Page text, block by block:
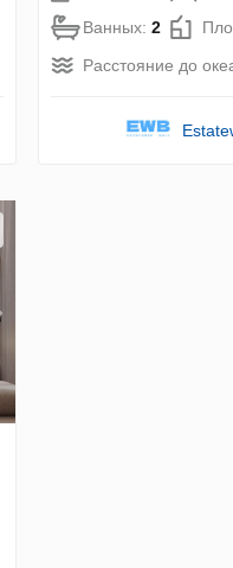
Ванных: 2
Расстояние до